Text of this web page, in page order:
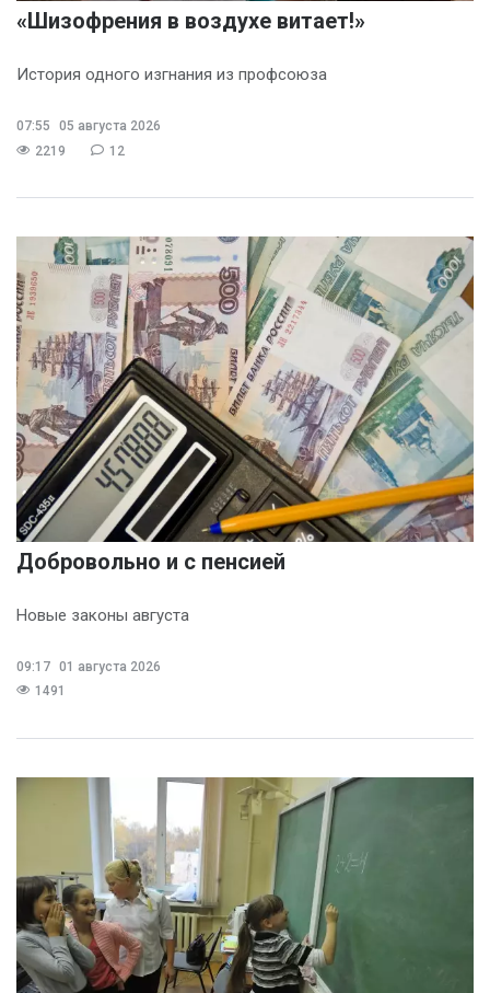
«Шизофрения в воздухе витает!»
История одного изгнания из профсоюза
07:55
05 августа 2026
2219
12
Добровольно и с пенсией
Новые законы августа
09:17 01 августа 2026
1491